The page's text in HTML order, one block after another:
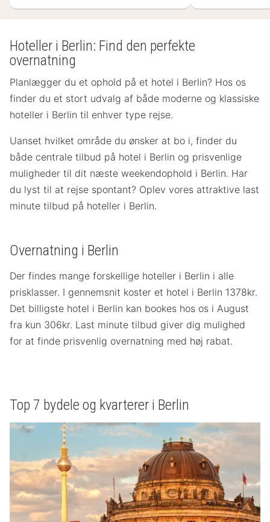
Hoteller i Berlin: Find den perfekte
overnatning
Planlægger du et ophold på et hotel i Berlin? Hos os
finder du et stort udvalg af både moderne og klassiske
hoteller i Berlin til enhver type rejse.
Uanset hvilket område du ønsker at bo i, finder du
både centrale tilbud på hotel i Berlin og prisvenlige
muligheder til dit næste weekendophold i Berlin. Har
du lyst til at rejse spontant? Oplev vores attraktive last
minute tilbud på hoteller i Berlin.
Overnatning i Berlin
Der findes mange forskellige hoteller i Berlin i alle
prisklasser. I gennemsnit koster et hotel i Berlin 1378kr.
Det billigste hotel i Berlin kan bookes hos os i August
fra kun 306kr. Last minute tilbud giver dig mulighed
for at finde prisvenlig overnatning med høj rabat.
Top 7 bydele og kvarterer i Berlin